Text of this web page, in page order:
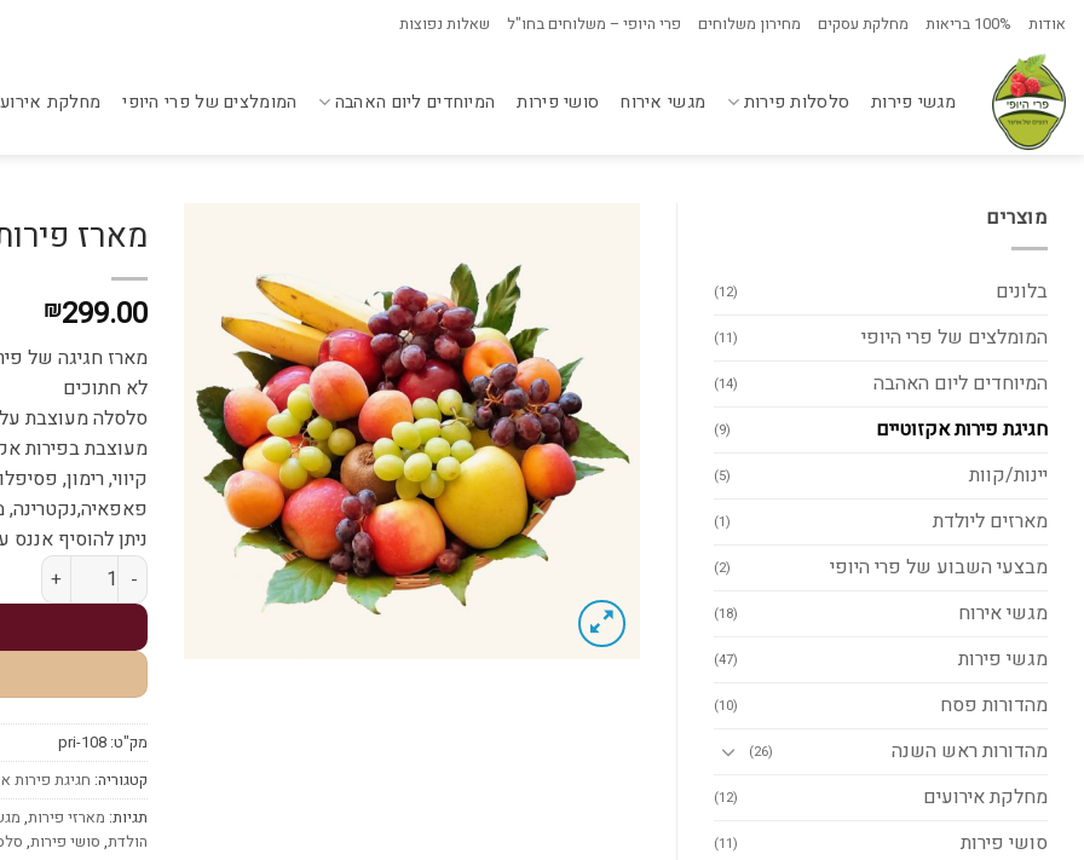
Skip
content
אודות 100% בריאות מחלקת עסקים מחירון משלוחים פרי היופי – משלוחים בחו"ל שאלות נפוצות
מגשי פירות סלסלות פירות מגשי אירוח סושי פירות המיוחדים ליום האהבה המומלצים של פרי היופי מחלקת
מוצרים
בלונים (12)
המומלצים של פרי היופי (11)
המיוחדים ליום האהבה (14)
חגיגת פירות אקזוטיים (9)
יינות/קוות (5)
מארזים ליולדת (1)
מבצעי השבוע של פרי היופי (2)
מגשי אירוח (18)
מגשי פירות (47)
מהדורות פסח (10)
מהדורות ראש השנה (26)
מחלקת אירועים (12)
סושי פירות (11)
מארז
₪299.00
מארז חגיגה של
לא חתוכים
סלסלה מעוצבת על עלי
מעוצבת בפירות
קיווי, רימון,
פאפאיה,נקטרינה,
ניתן להוסיף אננס
כמות של מארז
מק"ט:pri-108
קטגוריה: חגיגת פירות
תגיות: מארזי פירות,
הולדת, סושי פירות,